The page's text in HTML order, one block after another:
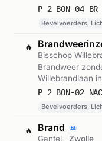
Kazerne,
Bevelvoerders,
🔥
Bisschop
Brandweer
Willebrandlaan
Bevelvoerders,
Bevelvoerders,
🔥 Brand
Gantel,
Zwolle